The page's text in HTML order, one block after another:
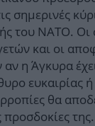
σημερινές
του ΝΑΤΟ. Οι
και οι
η Άγκυρα
ευκαιρίας
θα
προσδοκίες της.